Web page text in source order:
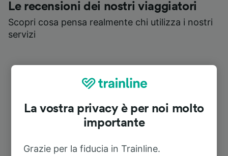
Le recensioni dei nostri viaggiatori
Scopri cosa pensa realmente chi utilizza i nostri
servizi
La vostra privacy è per noi molto
importante
Grazie per la fiducia in Trainline.